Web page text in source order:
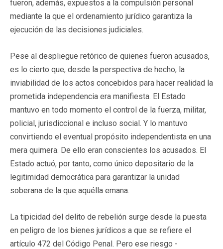
fueron, además, expuestos a la compulsión personal
mediante la que el ordenamiento jurídico garantiza la
ejecución de las decisiones judiciales.
Pese al despliegue retórico de quienes fueron acusados,
es lo cierto que, desde la perspectiva de hecho, la
inviabilidad de los actos concebidos para hacer realidad la
prometida independencia era manifiesta. El Estado
mantuvo en todo momento el control de la fuerza, militar,
policial, jurisdiccional e incluso social. Y lo mantuvo
convirtiendo el eventual propósito independentista en una
mera quimera. De ello eran conscientes los acusados. El
Estado actuó, por tanto, como único depositario de la
legitimidad democrática para garantizar la unidad
soberana de la que aquélla emana.
La tipicidad del delito de rebelión surge desde la puesta
en peligro de los bienes jurídicos a que se refiere el
artículo 472 del Código Penal. Pero ese riesgo -